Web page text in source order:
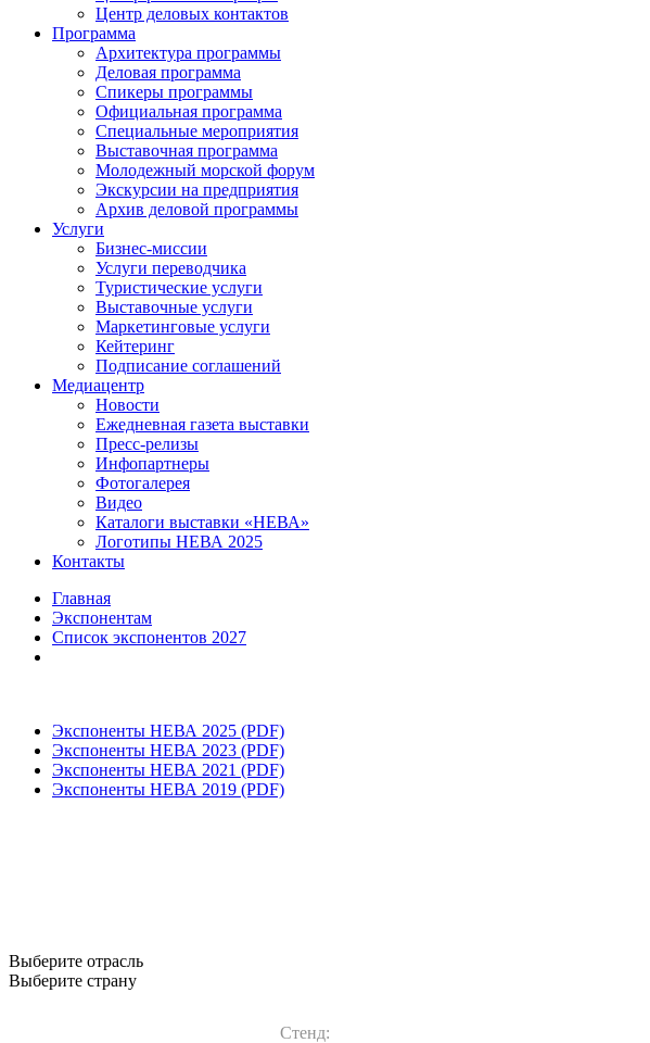
Центр деловых контактов
Программа
Архитектура программы
Деловая программа
Спикеры программы
Официальная программа
Специальные мероприятия
Выставочная программа
Молодежный морской форум
Экскурсии на предприятия
Архив деловой программы
Услуги
Бизнес-миссии
Услуги переводчика
Туристические услуги
Выставочные услуги
Маркетинговые услуги
Кейтеринг
Подписание соглашений
Медиацентр
Новости
Ежедневная газета выставки
Пресс-релизы
Инфопартнеры
Фотогалерея
Видео
Каталоги выставки «НЕВА»
Логотипы НЕВА 2025
Контакты
Главная
Экспонентам
Список экспонентов 2027
Экспоненты НЕВА 2025 (PDF)
Экспоненты НЕВА 2023 (PDF)
Экспоненты НЕВА 2021 (PDF)
Экспоненты НЕВА 2019 (PDF)
Выберите отрасль
Выберите страну
Стенд: